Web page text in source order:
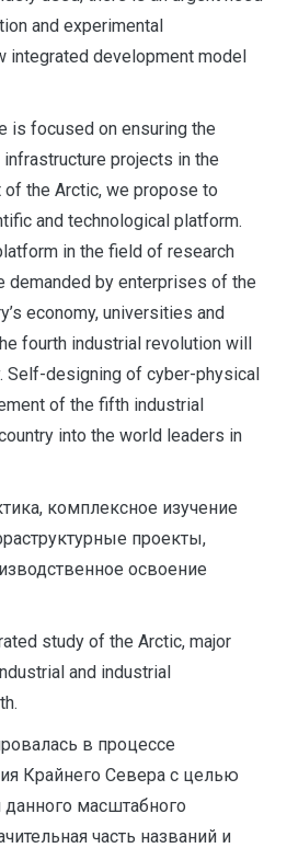
and experimental
integrated development model
is focused on ensuring the
projects in the
the Arctic, we propose to
and technological platform.
in the field of research
demanded by enterprises of the
economy, universities and
fourth industrial revolution will
Self-designing of cyber-physical
of the fifth industrial
into the world leaders in
комплексное изучение
проекты,
освоение
study of the Arctic, major
and industrial
в процессе
Крайнего Севера с целью
данного масштабного
часть названий и